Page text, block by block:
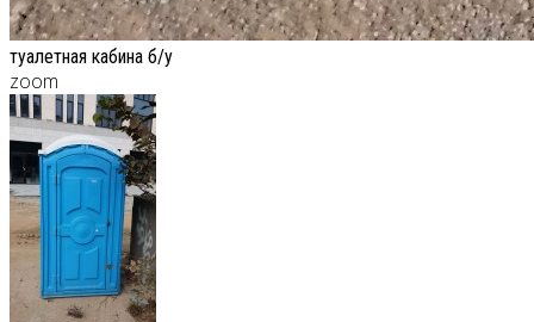
туалетная кабина б/у
zoom